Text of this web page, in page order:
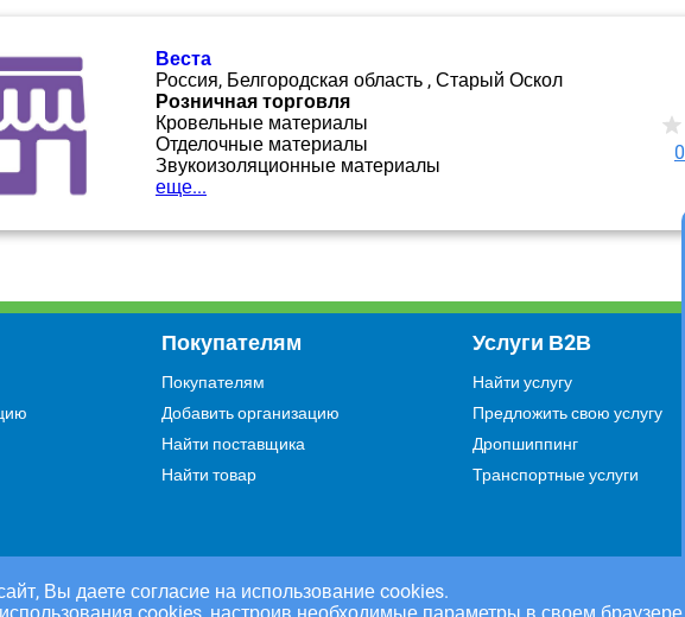
Веста
Россия, Белгородская область , Старый Оскол
Розничная торговля
Кровельные материалы
Отделочные материалы
Звукоизоляционные материалы
еще...
0
Вы даете согласие на использование cookies.
cookies, настроив необходимые параметры в своем браузере.
Покупателям
Покупателям
Добавить организацию
Найти поставщика
Найти товар
Услуги В2В
Найти услугу
Предложить свою услугу
Дропшиппинг
Транспортные услуги